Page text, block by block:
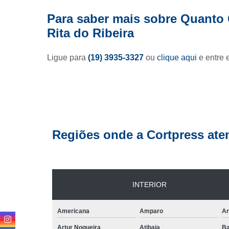
Rolo de
Para saber mais sobre
Rita do Ribeira
Ligue para (19) 3935-3327 ou clique aqui e entre
Regiões onde a Cortpress
INTERIOR
Americana Amparo
Artur Nogueira Atibaia